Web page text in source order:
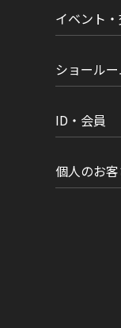
イベント
ショール
ID・会員
個人のお